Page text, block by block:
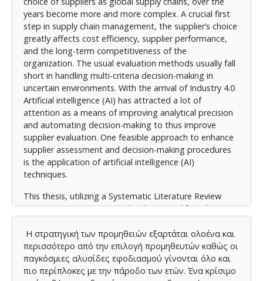
years become more and more complex. A crucial first
step in supply chain management, the supplier’s choice
greatly affects cost efficiency, supplier performance,
and the long-term competitiveness of the
organization. The usual evaluation methods usually fall
short in handling multi-criteria decision-making in
uncertain environments. With the arrival of Industry 4.0
Artificial intelligence (AI) has attracted a lot of
attention as a means of improving analytical precision
and automating decision-making to thus improve
supplier evaluation. One feasible approach to enhance
supplier assessment and decision-making procedures
is the application of artificial intelligence (AI)
techniques.
This thesis, utilizing a Systematic Literature Review
(SLR), aims to investigate the theoretical foundations,
of artificial intelligence in supplier selection. Rather than
focusing on author trends or publishing statistics, the
emphasis is placed on understanding the use of
artificial intelligence techniques—such as machine
Η στρατηγική των προμηθειών εξαρτάται ολοένα και
περισσότερο από την επιλογή προμηθευτών καθώς οι
παγκόσμιες αλυσίδες εφοδιασμού γίνονται όλο και
πιο περίπλοκες με την πάροδο των ετών. Ένα κρίσιμο